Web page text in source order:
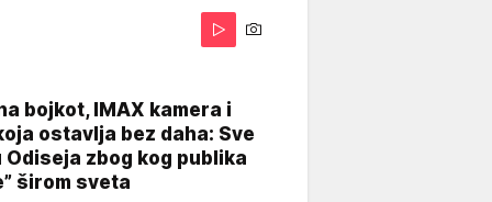
bojkot, IMAX kamera i
ostavlja bez daha: Sve
Odiseja zbog kog publika
širom sveta